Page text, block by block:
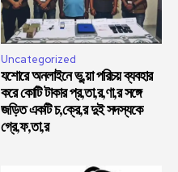
Uncategorized
যশোরে অনলাইনে ভু,য়া পরিচয় ব্যবহার
করে কোটি টাকার প্র,তা,র,ণা,র সঙ্গে
জড়িত একটি চ,ক্রে,র দুই সদস্যকে
গ্রে,ফ,তা,র